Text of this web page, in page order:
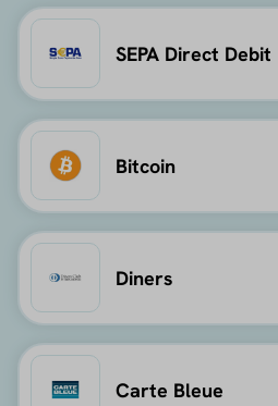
SEPA Direct Debit
Bitcoin
Diners
Carte Bleue